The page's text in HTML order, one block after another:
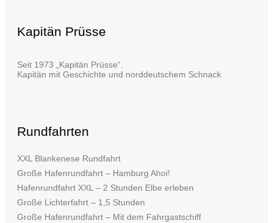
Kapitän Prüsse
Seit 1973 „Kapitän Prüsse“.
Kapitän mit Geschichte und norddeutschem Schnack
Rundfahrten
XXL Blankenese Rundfahrt
Große Hafenrundfahrt – Hamburg Ahoi!
Hafenrundfahrt XXL – 2 Stunden Elbe erleben
Große Lichterfahrt – 1,5 Stunden
Große Hafenrundfahrt – Mit dem Fahrgastschiff